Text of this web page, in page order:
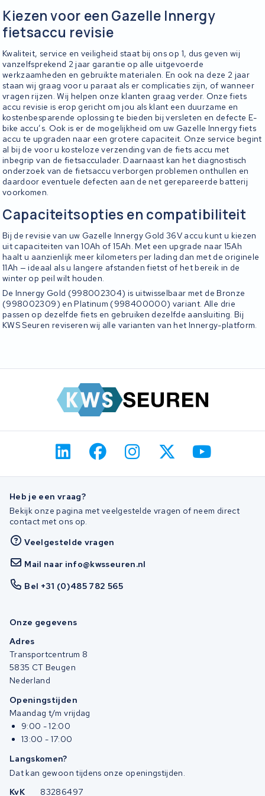
Kiezen voor een Gazelle Innergy
fietsaccu revisie
Kwaliteit, service en veiligheid staat bij ons op 1, dus geven wij
vanzelfsprekend 2 jaar garantie op alle uitgevoerde
werkzaamheden en gebruikte materialen. En ook na deze 2 jaar
staan wij graag voor u paraat als er complicaties zijn, of wanneer
vragen rijzen. Wij helpen onze klanten graag verder. Onze fiets
accu revisie is erop gericht om jou als klant een duurzame en
kostenbesparende oplossing te bieden bij versleten en defecte E-
bike accu’s. Ook is er de mogelijkheid om uw Gazelle Innergy fiets
accu te upgraden naar een grotere capaciteit. Onze service begint
al bij de voor u kosteloze verzending van de fiets accu met
inbegrip van de fietsacculader. Daarnaast kan het diagnostisch
onderzoek van de fietsaccu verborgen problemen onthullen en
daardoor eventuele defecten aan de net gerepareerde batterij
voorkomen.
Capaciteitsopties en compatibiliteit
Bij de revisie van uw Gazelle Innergy Gold 36V accu kunt u kiezen
uit capaciteiten van 10Ah of 15Ah. Met een upgrade naar 15Ah
haalt u aanzienlijk meer kilometers per lading dan met de originele
11Ah — ideaal als u langere afstanden fietst of het bereik in de
winter op peil wilt houden.
De Innergy Gold (998002304) is uitwisselbaar met de Bronze
(998002309) en Platinum (998400000) variant. Alle drie
passen op dezelfde fiets en gebruiken dezelfde aansluiting. Bij
KWS Seuren reviseren wij alle varianten van het Innergy-platform.
Heb je een vraag?
Bekijk onze pagina met veelgestelde vragen of neem direct
contact met ons op.
Veelgestelde vragen
Mail naar info@kwsseuren.nl
Bel +31 (0)485 782 565
Onze gegevens
Adres
Transportcentrum 8
5835 CT Beugen
Nederland
Openingstijden
Maandag t/m vrijdag
9:00 - 12:00
13:00 - 17:00
Langskomen?
Dat kan gewoon tijdens onze openingstijden.
KvK
83286497